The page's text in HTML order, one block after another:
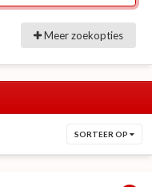
Meer zoekopties
SORTEER OP